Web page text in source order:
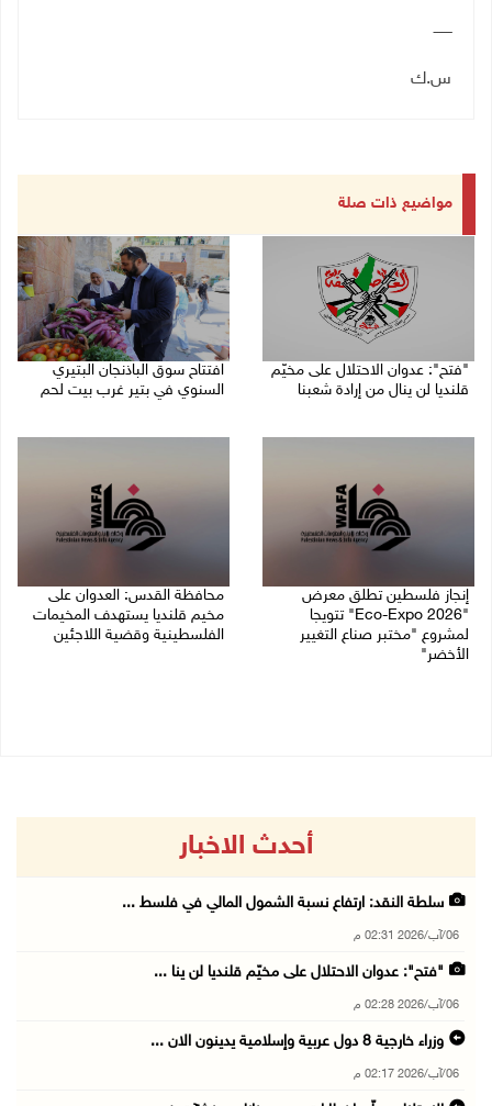
ــــــــ
س.ك
مواضيع ذات صلة
"فتح": عدوان الاحتلال على مخيّم
قلنديا لن ينال من إرادة شعبنا
افتتاح سوق الباذنجان البتيري
السنوي في بتير غرب بيت لحم
إنجاز فلسطين تطلق معرض
"Eco-Expo 2026" تتويجا
لمشروع "مختبر صناع التغيير
الأخضر"
محافظة القدس: العدوان على
مخيم قلنديا يستهدف المخيمات
الفلسطينية وقضية اللاجئين
أحدث الاخبار
سلطة النقد: ارتفاع نسبة الشمول المالي في فلسط ...
06/آب/2026 02:31 م
"فتح": عدوان الاحتلال على مخيّم قلنديا لن ينا ...
06/آب/2026 02:28 م
وزراء خارجية 8 دول عربية وإسلامية يدينون الان ...
06/آب/2026 02:17 م